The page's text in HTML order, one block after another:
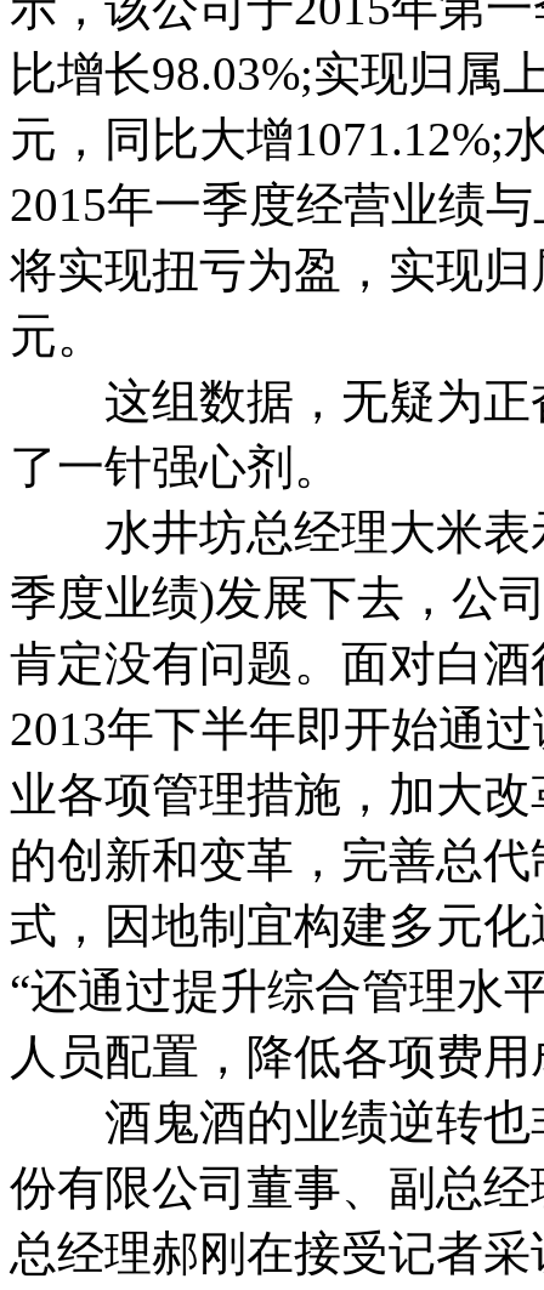
比增长98.03%;实现归属
元，同比大增1071.12%;
2015年一季度经营业绩
将实现扭亏为盈，实现
元。
这组数据，无疑为正
了一针强心剂。
水井坊总经理大米表
季度业绩)发展下去，公
肯定没有问题。面对白
2013年下半年即开始通
业各项管理措施，加大
的创新和变革，完善总
式，因地制宜构建多元
“还通过提升综合管理水
人员配置，降低各项费
酒鬼酒的业绩逆转也
份有限公司董事、副总
总经理郝刚在接受记者